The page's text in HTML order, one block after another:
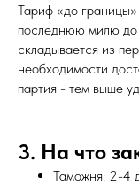
Тариф «до
последнюю милю до
складывается из
необходимости
партия - тем выше
3. На что
Таможня: 2-4